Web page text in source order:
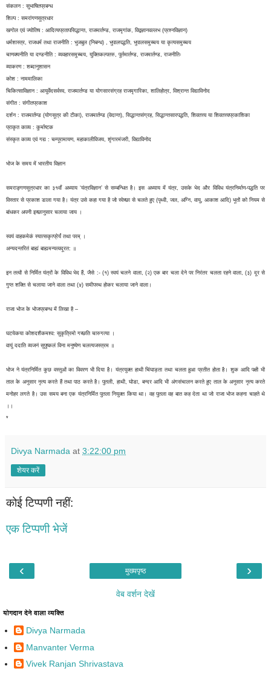
संकलन : सुभाषितप्रबन्ध
शिल्प : समरांगणसूत्रधार
खगोल एवं ज्योतिष : आदित्यप्रतापसिद्धान्त, राजमार्तण्ड, राजमृगांक, विद्वज्ञानवल्लभ (प्रश्नविज्ञान)
धर्मशास्त्र, राजधर्म तथा राजनीति : भुजबुल (निबन्ध) , भुपालपद्धति, भुपालसमुच्चय या कृत्यसमुच्चय
चाणक्यनीति या दण्डनीति : व्यवहारसमुच्चय, युक्तिकल्पतरु, पुर्तमार्तण्ड, राजमार्तण्ड, राजनीतिः
व्याकरण : शब्दानुशासन
कोश : नाममालिका
चिकित्साविज्ञान : आयुर्वेदसर्वस्व, राजमार्तण्ड या योगसारसंग्रह राजमृगारिका, शालिहोत्र, विश्रान्त विद्याविनोद
संगीत : संगीतप्रकाश
दर्शन : राजमार्तण्ड (योगसूत्र की टीका), राजमार्तण्ड (वेदान्त), सिद्धान्तसंग्रह, सिद्धान्तसारपद्धति, शिवतत्त्व या शिवतत्त्वप्रकाशिका
प्राकृत काव्य : कुर्माष्टक
संस्कृत काव्य एवं गद्य : चम्पूरामायण, महाकालीविजय, शृंगारमंजरी, विद्याविनोद
भोज के समय में भारतीय विज्ञान
समराङ्गणसूत्रधार का ३१वाँ अध्याय ‘यंत्रविज्ञान’ से सम्बन्धित है। इस अध्याय में यंत्र, उसके भेद और विविध यंत्रनिर्माण-पद्धति पर
विस्तार से प्रकाश डाला गया है। यंत्र उसे कहा गया है जो स्वेच्छा से चलते हुए (पृथ्वी, जल, अग्नि, वायु, आकाश आदि) भूतों को नियम से
बांधकर अपनी इच्छानुसार चलाया जाय ।
स्वयं वाहकमेकं स्यात्सकृत्प्रेर्यं तथा परम् ।
अन्यदन्तरितं बाह्यं बाह्यमन्यत्वदूरत: ॥
इन तत्वों से निर्मित यंत्रों के विविध भेद हैं, जैसे :- (१) स्वयं चलने वाला, (२) एक बार चला देने पर निरंतर चलता रहने वाला, (३) दूर से
गुप्त शक्ति से चलाया जाने वाला तथा (४) समीपस्थ होकर चलाया जाने वाला।
राजा भोज के भोजप्रबन्ध में लिखा है –
घटयेकया कोशदशैकमश्व: सुकृत्रिमो गच्छति चारुगत्या ।
वायुं ददाति व्यजनं सुपुष्कलं विना मनुष्येण चलत्यजस्त्रम ॥
भोज ने यंत्रनिर्मित कुछ वस्तुओं का विवरण भी दिया है। यंत्रयुक्त हाथी चिंघाड़ता तथा चलता हुआ प्रतीत होता है। शुक आदि पक्षी भी
ताल के अनुसार नृत्य करते हैं तथा पाठ करते है। पुतली, हाथी, घोडा, बन्दर आदि भी अंगसंचालन करते हुए ताल के अनुसार नृत्य करते
मनोहर लगते है। उस समय बना एक यंत्रनिर्मित पुतला नियुक्त किया था। वह पुतला वह बात कह देता था जो राजा भोज कहना चाहते थे
।।
*
Divya Narmada at 3:22:00 pm
शेयर करें
कोई टिप्पणी नहीं:
एक टिप्पणी भेजें
‹ ›
मुख्यपृष्ठ
वेब वर्शन देखें
योगदान देने वाला व्यक्ति
Divya Narmada
Manvanter Verma
Vivek Ranjan Shrivastava